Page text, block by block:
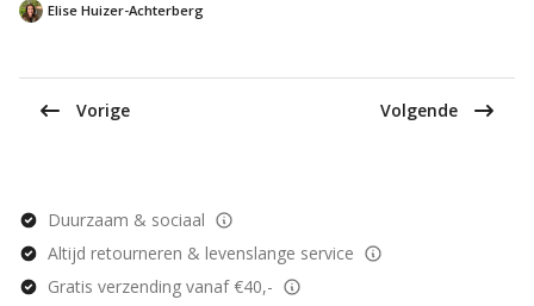
Elise Huizer-Achterberg
Vorige Volgende
Duurzaam & sociaal
Altijd retourneren & levenslange service
Gratis verzending vanaf €40,-